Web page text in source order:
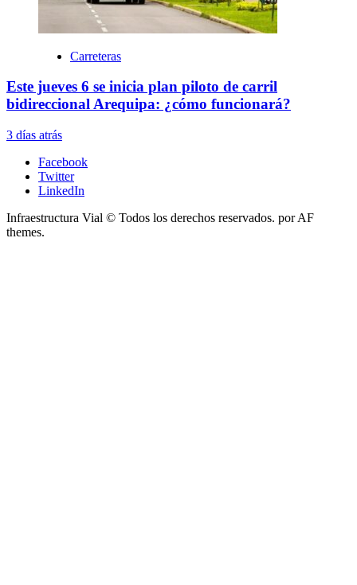
Carreteras
Este jueves 6 se inicia plan piloto de carril
bidireccional Arequipa: ¿cómo funcionará?
3 días atrás
Facebook
Twitter
LinkedIn
Infraestructura Vial © Todos los derechos reservados. por AF
themes.